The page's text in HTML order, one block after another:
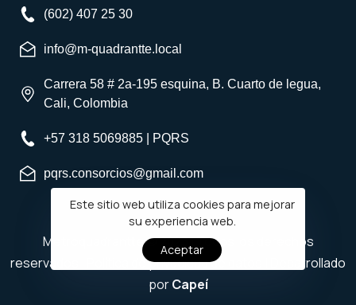
(602) 407 25 30
info@m-quadrantte.local
Carrera 58 # 2a-195 esquina, B. Cuarto de legua,
Cali, Colombia
+57 318 5069885 | PQRS
pqrs.consorcios@gmail.com
Metroquadrantte © 2023 | Todos los derechos
reservados |
Política de privacidad de datos
| Desarrollado
porCapeí
Este sitio web utiliza cookies para mejorar
su experiencia web.
Aceptar